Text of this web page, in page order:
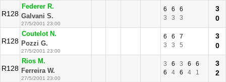
R128
Federer R.
Galvani S.
27/5/2001 23:00
6 6
6
3
3 3
3
0
R128
Coutelot N.
Pozzi G.
27/5/2001 23:00
6 6
7
3
3 5
3
0
R128
Rios M.
Ferreira W.
27/5/2001 23:00
3 6 3 6
6
6
4 6 4 1
3
2